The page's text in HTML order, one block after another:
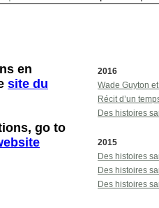
2016
Wade Guyton
Récit d’un
Des histoires
2015
Des histoires
Des histoires
Des histoires
en
site du
go to